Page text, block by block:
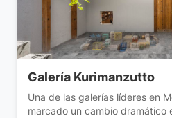
Galería Kurimanzutto
Una de las galerías líderes en
marcado un cambio dramático